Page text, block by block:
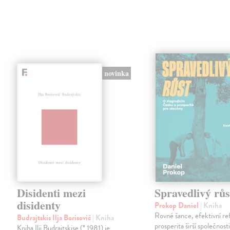
novinka
Disidenti mezi
disidenty
Budrajtskis Ilja Borisovič| Kniha
Spravedlivý
Prokop Daniel | Kniha
Rovné šance, efektivní
prosperita širší